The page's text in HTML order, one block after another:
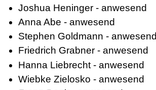
Joshua Heninger - anwesend
Anna Abe - anwesend
Stephen Goldmann - anwesend
Friedrich Grabner - anwesend
Hanna Liebrecht - anwesend
Wiebke Zielosko - anwesend